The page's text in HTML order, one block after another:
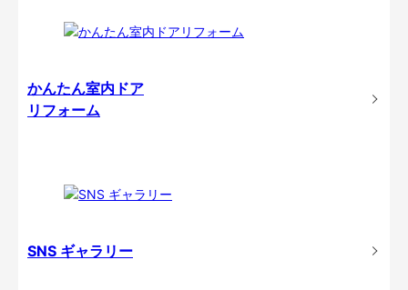
かんたん室内ドア
リフォーム
SNS ギャラリー